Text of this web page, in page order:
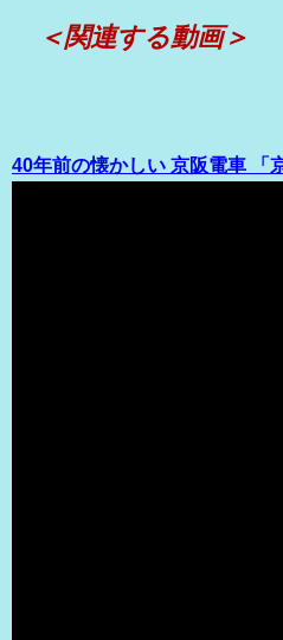
＜関連する動画＞
40年前の懐かしい 京阪電車 「